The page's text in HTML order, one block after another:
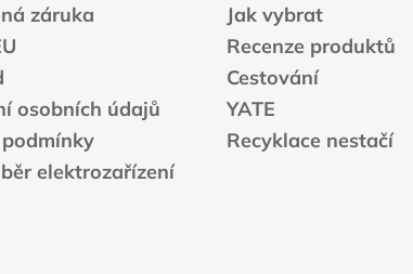
záruka
osobních údajů
elektrozařízení
Jak vybrat
Recenze produktů
Cestování
YATE
Recyklace nestačí